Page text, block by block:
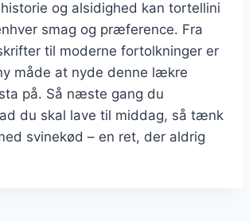
og alsidighed kan tortellini
smag og præference. Fra
til moderne fortolkninger er
måde at nyde denne lækre
på. Så næste gang du
du skal lave til middag, så tænk
svinekød – en ret, der aldrig